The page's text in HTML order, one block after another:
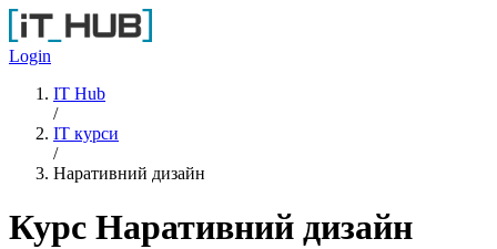
Перейти до основного вмісту
Login
IT Hub
/
IT курси
/
Наративний дизайн
Курс Наративний дизайн